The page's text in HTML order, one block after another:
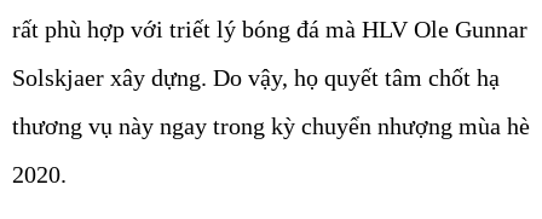
rất phù hợp với triết lý bóng đá mà HLV Ole Gunnar
Solskjaer xây dựng. Do vậy, họ quyết tâm chốt hạ
thương vụ này ngay trong kỳ chuyển nhượng mùa hè
2020.